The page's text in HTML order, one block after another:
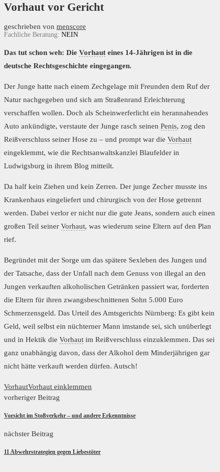
Vorhaut vor Gericht
geschrieben von menscore
Fachliche Beratung: NEIN
Das tut schon weh: Die Vorhaut eines 14-Jährigen ist in die
deutsche Rechtsgeschichte eingegangen.
Der Junge hatte nach einem Zechgelage mit Freunden dem Ruf der
Natur nachgegeben und sich am Straßenrand Erleichterung
verschaffen wollen. Doch als Scheinwerferlicht ein herannahendes
Auto ankündigte, verstaute der Junge rasch seinen Penis, zog den
Reißverschluss seiner Hose zu – und prompt war die Vorhaut
eingeklemmt, wie die Rechtsanwaltskanzlei Blaufelder in
Ludwigsburg in ihrem Blog mitteilt.
Da half kein Ziehen und kein Zerren. Der junge Zecher musste ins
Krankenhaus eingeliefert und chirurgisch von der Hose getrennt
werden. Dabei verlor er nicht nur die gute Jeans, sondern auch einen
großen Teil seiner Vorhaut, was wiederum seine Eltern auf den Plan
rief.
Begründet mit der Sorge um das spätere Sexleben des Jungen und
der Tatsache, dass der Unfall nach dem Genuss von illegal an den
Jungen verkauften alkoholischen Getränken passiert war, forderten
die Eltern für ihren zwangsbeschnittenen Sohn 5.000 Euro
Schmerzensgeld. Das Urteil des Amtsgerichts Nürnberg: Es gibt kein
Geld, weil selbst ein nüchterner Mann imstande sei, sich unüberlegt
und in Hektik die Vorhaut im Reißverschluss einzuklemmen. Das sei
ganz unabhängig davon, dass der Alkohol dem Minderjährigen gar
nicht hätte verkauft werden dürfen. Autsch!
VorhautVorhaut einklemmen
vorheriger Beitrag
Vorsicht im Stoßverkehr – und andere Erkenntnisse
nächster Beitrag
11 Abwehrstrategien gegen Liebestöter